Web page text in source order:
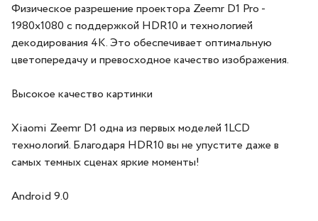
Физическое разрешение проектора Zeemr D1 Pro -
1980х1080 с поддержкой HDR10 и технологией
декодирования 4К. Это обеспечивает оптимальную
цветопередачу и превосходное качество изображения.
Высокое качество картинки
Xiaomi Zeemr D1 одна из первых моделей 1LCD
технологий. Благодаря HDR10 вы не упустите даже в
самых темных сценах яркие моменты!
Android 9.0